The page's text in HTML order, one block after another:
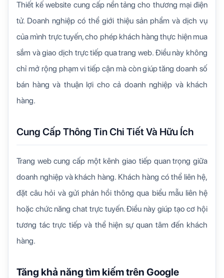
Thiết kế website cung cấp nền tảng cho thương mại điện
tử. Doanh nghiệp có thể giới thiệu sản phẩm và dịch vụ
của mình trực tuyến, cho phép khách hàng thực hiện mua
sắm và giao dịch trực tiếp qua trang web. Điều này không
chỉ mở rộng phạm vi tiếp cận mà còn giúp tăng doanh số
bán hàng và thuận lợi cho cả doanh nghiệp và khách
hàng.
Cung Cấp Thông Tin Chi Tiết Và Hữu Ích
Trang web cung cấp một kênh giao tiếp quan trọng giữa
doanh nghiệp và khách hàng. Khách hàng có thể liên hệ,
đặt câu hỏi và gửi phản hồi thông qua biểu mẫu liên hệ
hoặc chức năng chat trực tuyến. Điều này giúp tạo cơ hội
tương tác trực tiếp và thể hiện sự quan tâm đến khách
hàng.
Tăng khả năng tìm kiếm trên Google